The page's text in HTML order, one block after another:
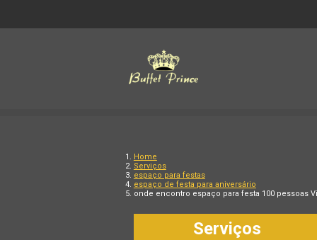
Home
Serviços
espaço para festas
espaço de festa para aniversário
onde encontro espaço para festa 100 pessoas
Serviços